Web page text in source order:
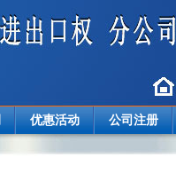
优惠活动 公司注册